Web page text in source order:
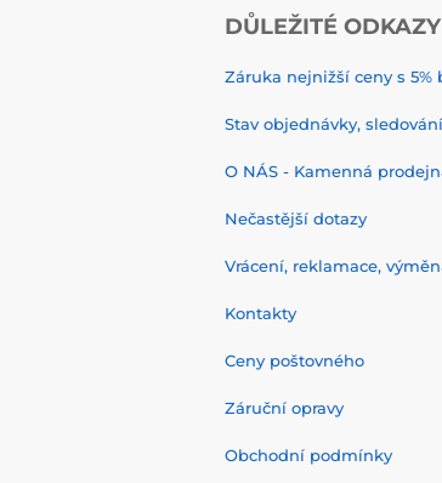
DŮLEŽITÉ ODKAZY
Záruka nejnižší ceny s 5%
Stav objednávky,
O NÁS - Kamenná
Nečastější dotazy
Vrácení, reklamace,
Kontakty
Ceny poštovného
Záruční opravy
Obchodní podmínky